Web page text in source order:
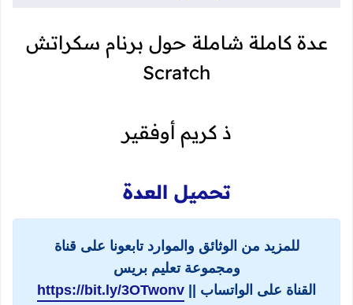
عدة كاملة شاملة حول برنام سكراتش
Scratch
ذ كريم أوفقير
تحميل العدة
للمزيد من الوثائق والموارد تابعونا على قناة
ومجموعة تعليم بريس
القناة على الواتساب || https://bit.ly/3OTwonv